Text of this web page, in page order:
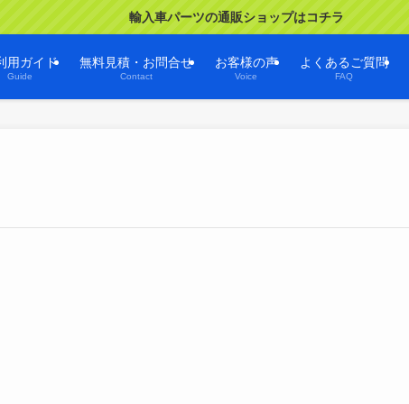
輸入車パーツの通販ショップはコチラ
用ガイド
Guide
無料見積・お問合せ
Contact
お客様の声
Voice
よくあるご質問
FAQ